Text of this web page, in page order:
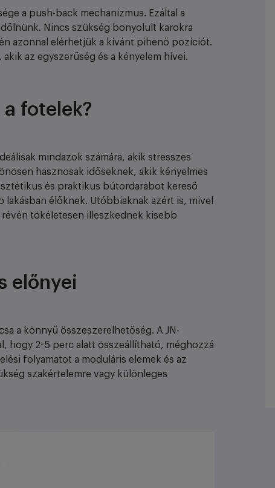
a push-back mechanizmus. Ezáltal a
Nincs szükség bonyolult karokra
azonnal elérhetjük a kívánt pihenő pozíciót.
az egyszerűség és a kényelem hívei.
fotelek?
mindazok számára, akik stresszes
hasznosak időseknek, akik kényelmes
és praktikus bútordarabot kereső
élőknek. Utóbbiaknak azért is, mivel
tökéletesen illeszkednek kisebb
előnyei
a könnyű összeszerelhetőség. A JN-
hogy 2-5 perc alatt összeállítható, méghozzá
folyamatot a moduláris elemek és az
szakértelemre vagy különleges